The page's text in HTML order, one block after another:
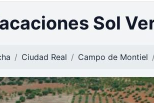
Sol
Ciudad Real Campo de Montiel